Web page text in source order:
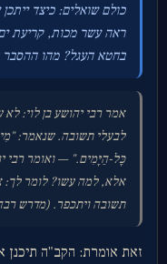
כולם שואלים: כיצד
ראה עשר מכות, קריעת
בחטא העגל? מהו ההסבר
אמר רבי יהושע בן לוי:
לבעלי תשובה. שנאמר:
כָּל-הַיָּמִים." — ואומר רבי
אלא, למה עשו? לומר
תשובה ויתכפר. (מדרש
זאת אומרת: הקב"ה